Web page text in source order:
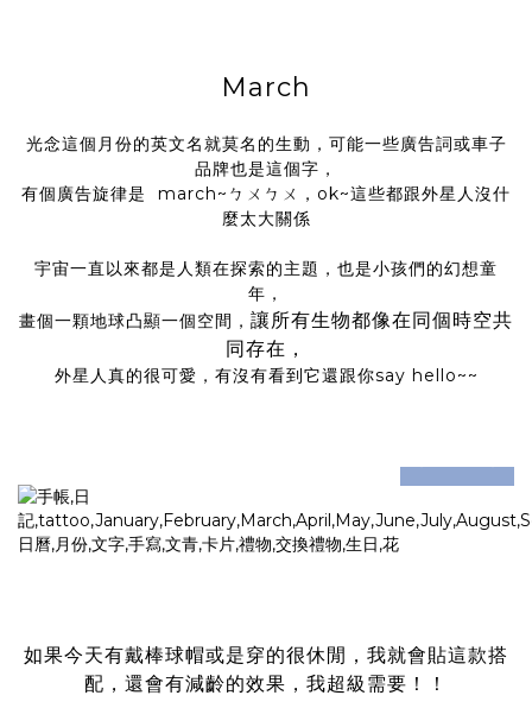
March
光念這個月份的英文名就莫名的生動，可能一些廣告詞或車子
品牌也是這個字，
有個廣告旋律是 march~ㄅㄨㄅㄨ，ok~這些都跟外星人沒什
麼太大關係
宇宙一直以來都是人類在探索的主題，也是小孩們的幻想童
年，
畫個一顆地球凸顯一個空間， 讓所有生物都像在同個時空共
同存在，
外星人真的很可愛，有沒有看到它還跟你say hello~~
如果今天有戴棒球帽或是穿的很休閒，我就會貼這款搭
配，還會有減齡的效果，我超級需要！！